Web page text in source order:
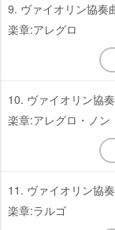
9. ヴァイオリン協
楽章:アレグロ
10. ヴァイオリン協
楽章:アレグロ・ノン
11. ヴァイオリン協
楽章:ラルゴ